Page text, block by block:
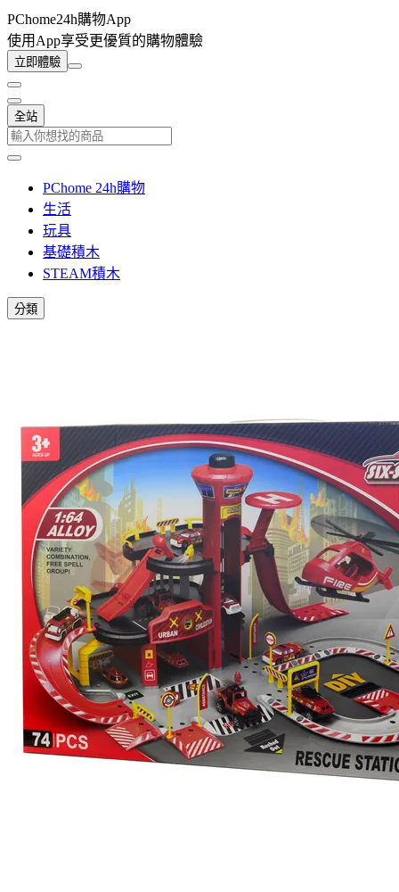
PChome24h購物App
使用App享受更優質的購物體驗
立即體驗
全站
PChome 24h購物
生活
玩具
基礎積木
STEAM積木
分類